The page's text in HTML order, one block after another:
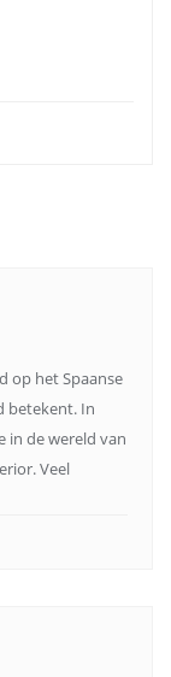
op het Spaanse
betekent. In
in de wereld van
Veel